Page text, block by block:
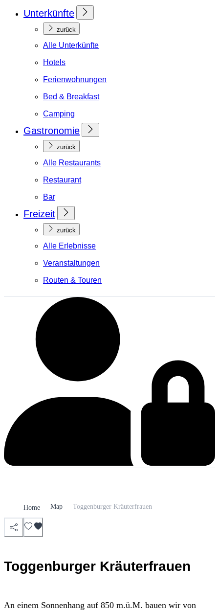
Unterkünfte
zurück
Alle Unterkünfte
Hotels
Ferienwohnungen
Bed & Breakfast
Camping
Gastronomie
zurück
Alle Restaurants
Restaurant
Bar
Freizeit
zurück
Alle Erlebnisse
Veranstaltungen
Routen & Touren
Home Map Toggenburger Kräuterfrauen
Toggenburger Kräuterfrauen
An einem Sonnenhang auf 850 m.ü.M. bauen wir von